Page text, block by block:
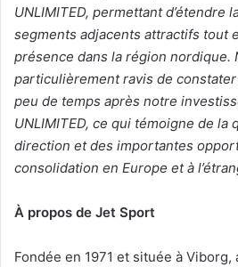
UNLIMITED, permettant d’étendre
segments adjacents attractifs tout
présence dans la région nordique.
particulièrement ravis de
peu de temps après notre
UNLIMITED, ce qui témoigne de la
direction et des importantes
consolidation en Europe et à
À propos de Jet Sport
Fondée en 1971 et située à